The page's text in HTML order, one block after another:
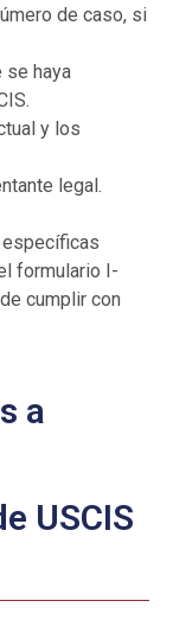
de caso, si
se haya
y los
legal.
formulario I-
cumplir con
a
USCIS